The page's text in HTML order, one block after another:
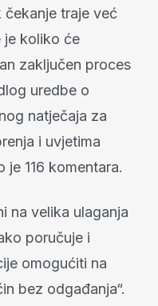
traje već
je koliko će
zaključen proces
uredbe o
natječaja za
i uvjetima
116 komentara.
na velika ulaganja
poručuje i
omogućiti na
bez odgađanja“.